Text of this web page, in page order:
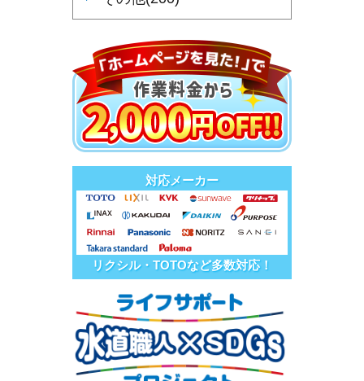
対応メーカー
リクシル・TOTOなど多数対応！